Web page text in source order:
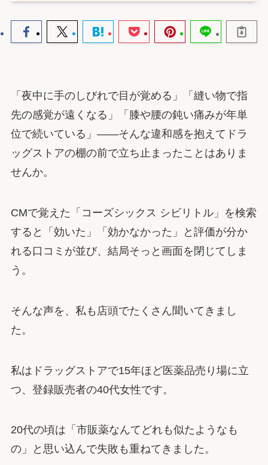
「夜中に手のしびれで目が覚める」「縫い物で指
先の感覚が遠くなる」「膝や腰の鈍い痛みが年単
位で続いている」――そんな違和感を抱えてドラ
ッグストアの棚の前で立ち止まったことはありま
せんか。
CMで覚えた「コーズシックス シビリトル」を検索
すると「効いた」「効かなかった」と評価が分か
れる口コミが並び、結局そっと画面を閉じてしま
う。
そんな声を、私も店頭でたくさん聞いてきまし
た。
私はドラッグストアで15年ほど医薬品売り場に立
つ、登録販売者の40代女性です。
20代の頃は「市販薬なんてどれも似たようなも
の」と思い込んで失敗も重ねてきました。